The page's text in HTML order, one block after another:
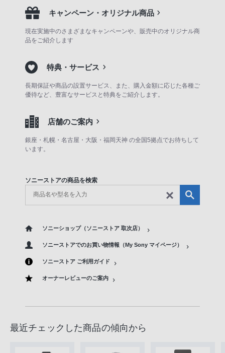
キャンペーン・オリジナル商品
現在実施中のさまざまなキャンペーンや、販売中のオリジナル商
品をご紹介します
特典・サービス
長期保証や商品の設置サービス、また、購入金額に応じた各種ご
優待など、豊富なサービスと特典をご紹介します。
店舗のご案内
銀座・札幌・名古屋・大阪・福岡天神 の全国5拠点でお待ちして
います。
ソニーストアの商品を検索
ソニーショップ（ソニーストア 取次店）
ソニーストアでのお買い物情報（My Sony マイページ）
ソニーストア ご利用ガイド
オーナーレビューのご案内
最近チェックした商品の傾向から